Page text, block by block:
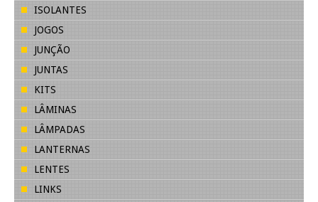
ISOLANTES
JOGOS
JUNÇÃO
JUNTAS
KITS
LÂMINAS
LÂMPADAS
LANTERNAS
LENTES
LINKS